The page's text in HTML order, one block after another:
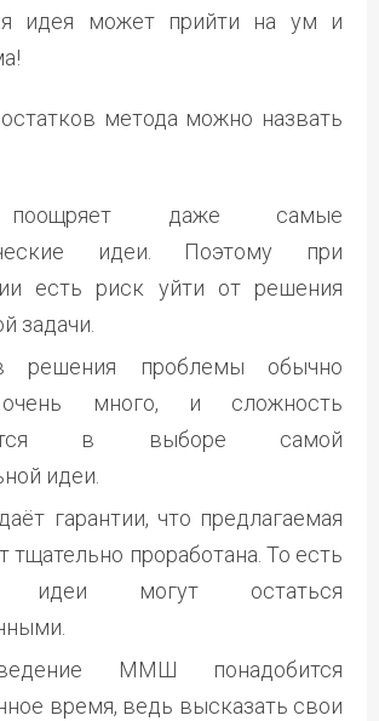
идея может прийти на ум и
метода можно назвать
даже самые
идеи. Поэтому при
есть риск уйти от решения
задачи.
решения проблемы обычно
много, и сложность
в выборе самой
идеи.
гарантии, что предлагаемая
тщательно проработана. То есть
идеи могут остаться
ММШ понадобится
время, ведь высказать свои